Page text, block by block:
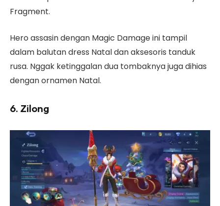
Fragment.
Hero assasin dengan Magic Damage ini tampil
dalam balutan dress Natal dan aksesoris tanduk
rusa. Nggak ketinggalan dua tombaknya juga dihias
dengan ornamen Natal.
6. Zilong